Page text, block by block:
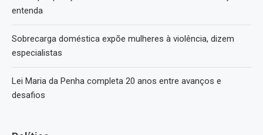
entenda
Sobrecarga doméstica expõe mulheres à violência, dizem
especialistas
Lei Maria da Penha completa 20 anos entre avanços e
desafios